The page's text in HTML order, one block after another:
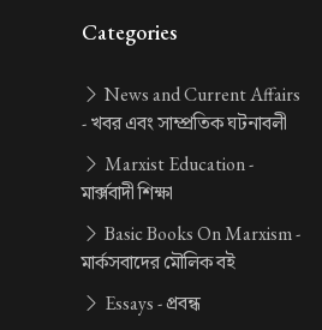
Categories
News and Current Affairs
-খবর এবং সাম্প্রতিক ঘটনাবলী
Marxist Education -
মার্ক্সবাদী শিক্ষা
Basic Books On Marxism -
মার্কসবাদের মৌলিক বই
Essays -প্রবন্ধ